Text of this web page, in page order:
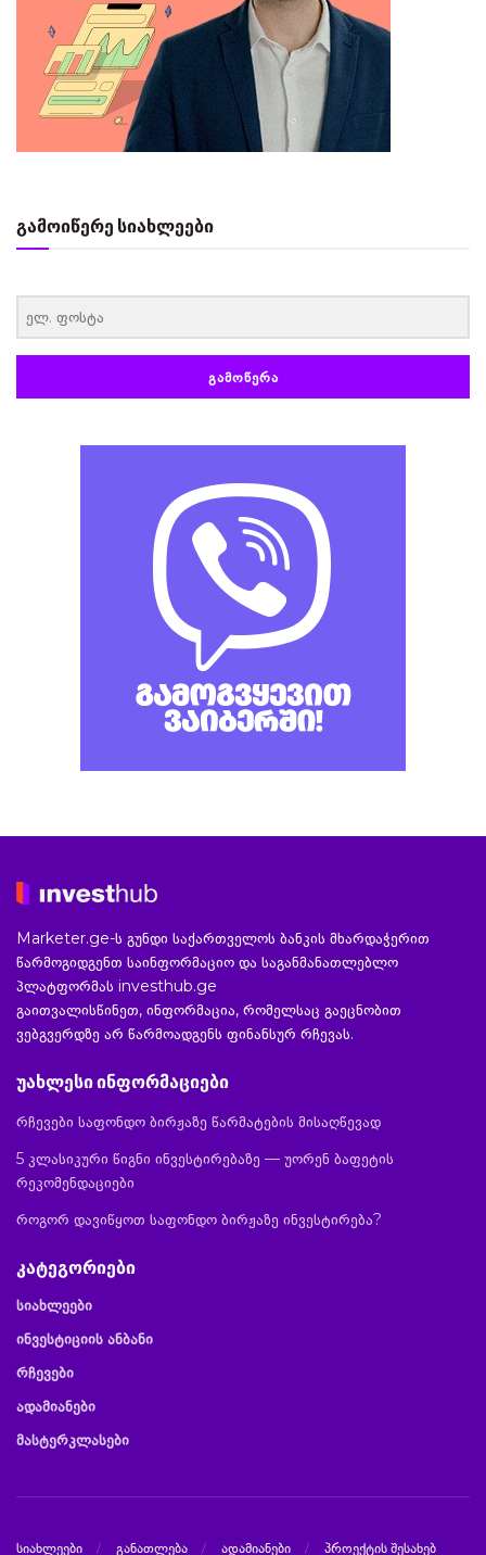
გამოიწერე სიახლეები
ᲒᲐᲛᲝᲬᲔᲠᲐ
Marketer.ge-ს გუნდი საქართველოს ბანკის მხარდაჭერით
წარმოგიდგენთ საინფორმაციო და საგანმანათლებლო
პლატფორმას investhub.ge
გაითვალისწინეთ, ინფორმაცია, რომელსაც გაეცნობით
ვებგვერდზე არ წარმოადგენს ფინანსურ რჩევას.
უახლესი ინფორმაციები
რჩევები საფონდო ბირჟაზე წარმატების მისაღწევად
5 კლასიკური წიგნი ინვესტირებაზე — უორენ ბაფეტის
რეკომენდაციები
როგორ დავიწყოთ საფონდო ბირჟაზე ინვესტირება?
კატეგორიები
სიახლეები
ინვესტიციის ანბანი
რჩევები
ადამიანები
მასტერკლასები
სიახლეები განათლება ადამიანები პროექტის შესახებ